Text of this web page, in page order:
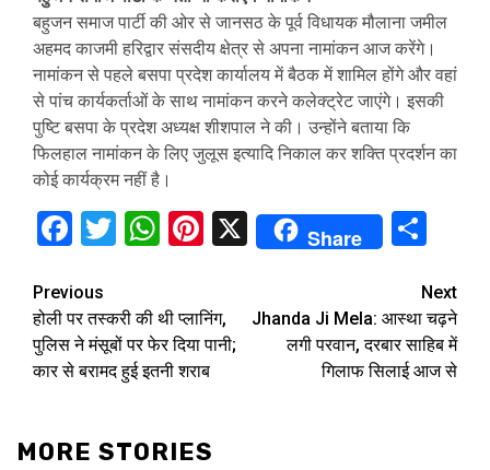
बहुजन समाज पार्टी की ओर से जानसठ के पूर्व विधायक मौलाना जमील
अहमद काजमी हरिद्वार संसदीय क्षेत्र से अपना नामांकन आज करेंगे।
नामांकन से पहले बसपा प्रदेश कार्यालय में बैठक में शामिल होंगे और वहां
से पांच कार्यकर्ताओं के साथ नामांकन करने कलेक्ट्रेट जाएंगे। इसकी
पुष्टि बसपा के प्रदेश अध्यक्ष शीशपाल ने की। उन्होंने बताया कि
फिलहाल नामांकन के लिए जुलूस इत्यादि निकाल कर शक्ति प्रदर्शन का
कोई कार्यक्रम नहीं है।
Facebook
Twitter
WhatsApp
Pinterest
X Share
Continue
Reading
Previous
होली पर तस्करी की थी प्लानिंग,
पुलिस ने मंसूबों पर फेर दिया पानी;
कार से बरामद हुई इतनी शराब
Next
Jhanda Ji Mela: आस्था चढ़ने
लगी परवान, दरबार साहिब में
गिलाफ सिलाई आज से
MORE STORIES